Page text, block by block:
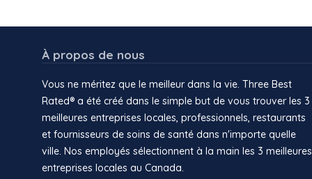
À propos de nous
Vous ne méritez que le meilleur dans la vie. Three Best
Rated® a été créé dans le simple but de vous trouver les 3
meilleures entreprises locales, professionnels, restaurants
et fournisseurs de soins de santé dans n'importe quelle
ville. Nos employés sélectionnent à la main les 3 meilleures
entreprises locales au Canada.